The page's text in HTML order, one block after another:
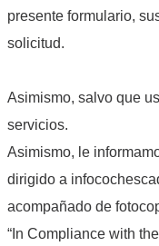
presente formulario,
solicitud.
Asimismo, salvo que
servicios.
Asimismo, le
dirigido a
acompañado de
“In Compliance with